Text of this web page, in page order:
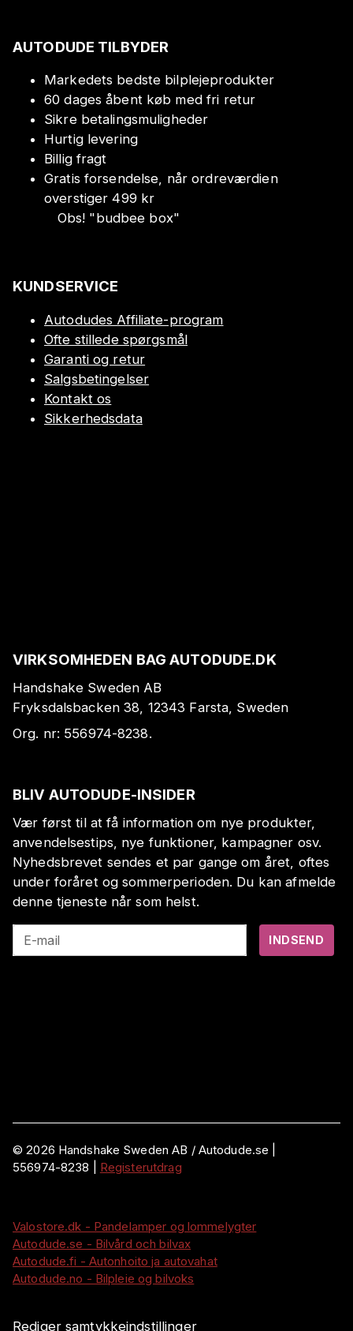
AUTODUDE TILBYDER
Markedets bedste bilplejeprodukter
60 dages åbent køb med fri retur
Sikre betalingsmuligheder
Hurtig levering
Billig fragt
Gratis forsendelse, når ordreværdien
overstiger 499 kr
Obs! "budbee box"
KUNDSERVICE
Autodudes Affiliate-program
Ofte stillede spørgsmål
Garanti og retur
Salgsbetingelser
Kontakt os
Sikkerhedsdata
VIRKSOMHEDEN BAG AUTODUDE.DK
Handshake Sweden AB
Fryksdalsbacken 38, 12343 Farsta, Sweden
Org. nr: 556974-8238.
BLIV AUTODUDE-INSIDER
Vær først til at få information om nye produkter,
anvendelsestips, nye funktioner, kampagner osv.
Nyhedsbrevet sendes et par gange om året, oftes
under foråret og sommerperioden. Du kan afmelde
denne tjeneste når som helst.
E-mail INDSEND
©2026 Handshake Sweden AB / Autodude.se |
556974-8238
Registerutdrag
Valostore.dk - Pandelamper og lommelygter
Autodude.se - Bilvård och bilvax
Autodude.fi - Autonhoito ja autovahat
Autodude.no - Bilpleie og bilvoks
Rediger samtykkeindstillinger